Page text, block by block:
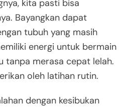
kita pasti bisa
Bayangkan dapat
tubuh yang masih
energi untuk bermain
tanpa merasa cepat lelah.
oleh latihan rutin.
dengan kesibukan